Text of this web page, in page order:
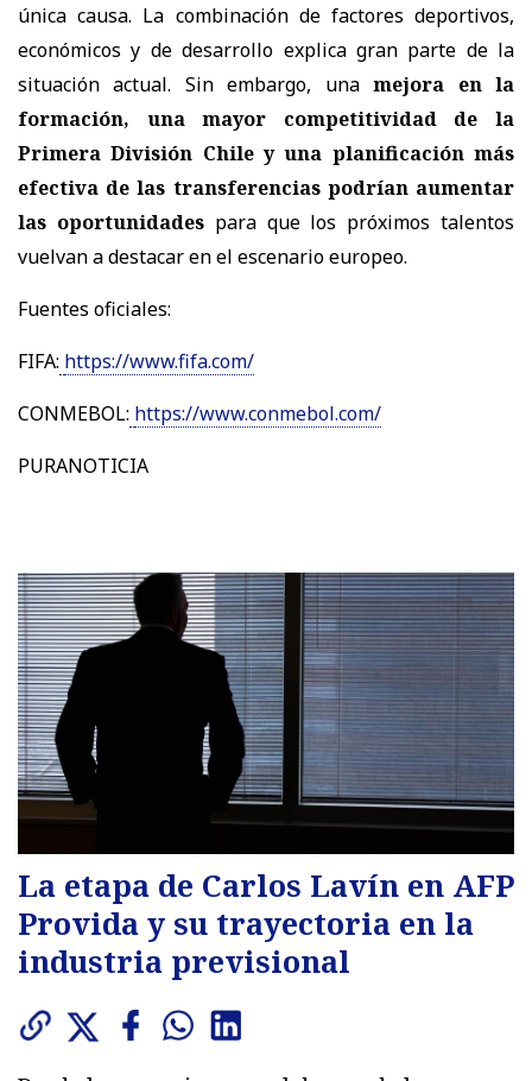
única causa. La combinación de factores deportivos,
económicos y de desarrollo explica gran parte de la
situación actual. Sin embargo, unamejora en la
formación, una mayor competitividad de la
Primera División Chile y una planificación más
efectiva de las transferencias podrían aumentar
las oportunidadespara que los próximos talentos
vuelvan a destacar en el escenario europeo.
Fuentes oficiales:
FIFA: https://www.fifa.com/
CONMEBOL: https://www.conmebol.com/
PURANOTICIA
La etapa de Carlos Lavín en AFP
Provida y su trayectoria en la
industria previsional